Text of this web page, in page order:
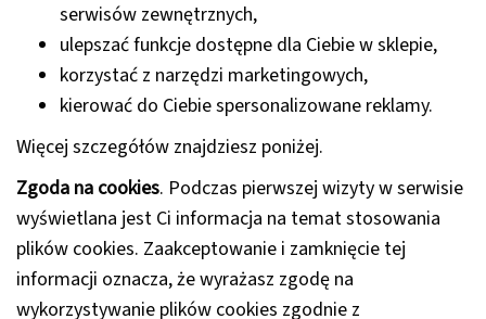
serwisów zewnętrznych,
ulepszać funkcje dostępne dla Ciebie w sklepie,
korzystać z narzędzi marketingowych,
kierować do Ciebie spersonalizowane reklamy.
Więcej szczegółów znajdziesz poniżej.
Zgoda na cookies. Podczas pierwszej wizyty w serwisie
wyświetlana jest Ci informacja na temat stosowania
plików cookies. Zaakceptowanie i zamknięcie tej
informacji oznacza, że wyrażasz zgodę na
wykorzystywanie plików cookies zgodnie z